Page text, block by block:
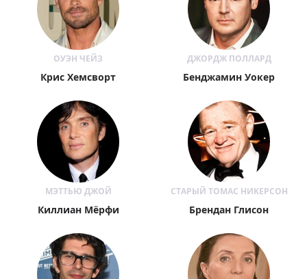
ОУЭН ЧЕЙЗ
Крис Хемсворт
ДЖОРДЖ ПОЛЛАРД
Бенджамин Уокер
МЭТТЬЮ ДЖОЙ
Киллиан Мёрфи
СТАРЫЙ ТОМАС НИКЕРСОН
Брендан Глисон